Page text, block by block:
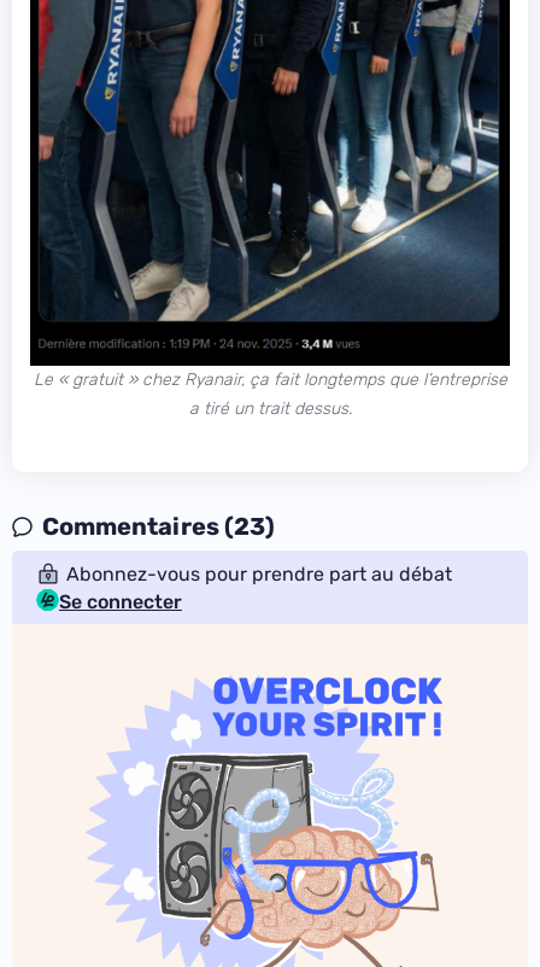
Le « gratuit » chez Ryanair, ça fait longtemps que l’entreprise
a tiré un trait dessus.
Commentaires (23)
Abonnez-vous pour prendre part au débat
Se connecter